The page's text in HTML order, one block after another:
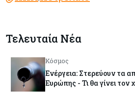
Τελευταία Νέα
Κόσμος
Ενέργεια: Στερεύουν τα
Ευρώπης - Τι θα γίνει τον